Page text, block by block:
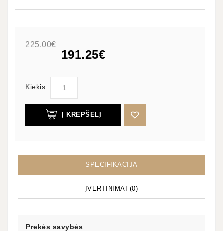
225.00€
191.25€
Kiekis
Į KREPŠELĮ
SPECIFIKACIJA
ĮVERTINIMAI (0)
Prekės savybės